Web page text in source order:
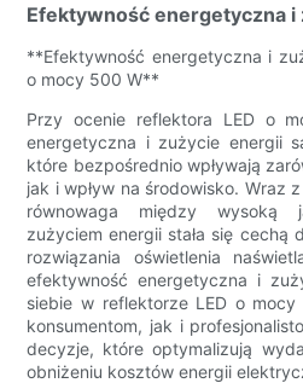
Efektywność energetyczna i
**Efektywność energetyczna i
o mocy 500 W**
Przy ocenie reflektora LED o
energetyczna i zużycie energii
które bezpośrednio wpływają
jak i wpływ na środowisko. Wraz
równowaga między wysoką
zużyciem energii stała się cechą
rozwiązania oświetlenia
efektywność energetyczna i
siebie w reflektorze LED o
konsumentom, jak i
decyzje, które optymalizują
obniżeniu kosztów energii